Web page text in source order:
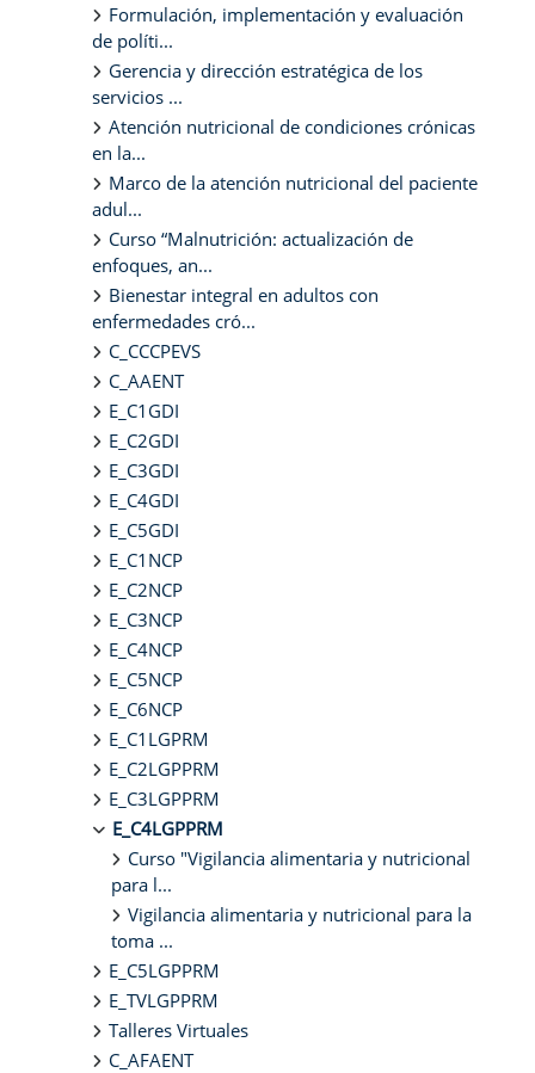
Formulación, implementación y evaluación
de políti...
Gerencia y dirección estratégica de los
servicios ...
Atención nutricional de condiciones crónicas
en la...
Marco de la atención nutricional del paciente
adul...
Curso “Malnutrición: actualización de
enfoques, an...
Bienestar integral en adultos con
enfermedades cró...
C_CCCPEVS
C_AAENT
E_C1GDI
E_C2GDI
E_C3GDI
E_C4GDI
E_C5GDI
E_C1NCP
E_C2NCP
E_C3NCP
E_C4NCP
E_C5NCP
E_C6NCP
E_C1LGPRM
E_C2LGPPRM
E_C3LGPPRM
E_C4LGPPRM
Curso "Vigilancia alimentaria y nutricional
para l...
Vigilancia alimentaria y nutricional para la
toma ...
E_C5LGPPRM
E_TVLGPPRM
Talleres Virtuales
C_AFAENT